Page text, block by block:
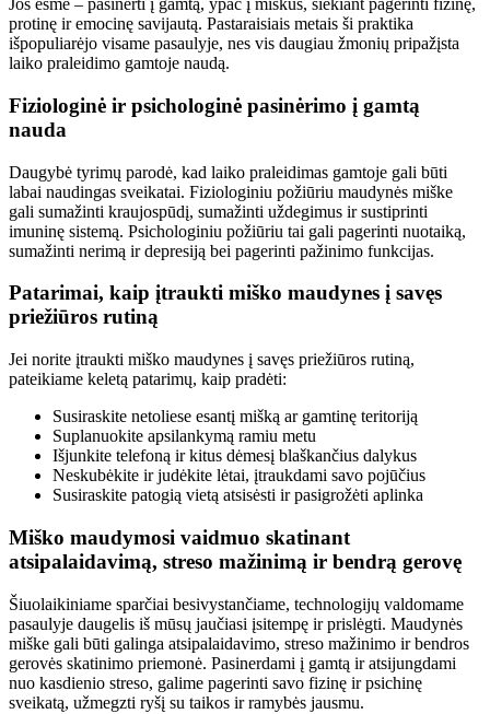
Jos esmė – pasinerti į gamtą, ypač į miškus, siekiant pagerinti fizinę,
protinę ir emocinę savijautą. Pastaraisiais metais ši praktika
išpopuliarėjo visame pasaulyje, nes vis daugiau žmonių pripažįsta
laiko praleidimo gamtoje naudą.
Fiziologinė ir psichologinė pasinėrimo į gamtą
nauda
Daugybė tyrimų parodė, kad laiko praleidimas gamtoje gali būti
labai naudingas sveikatai. Fiziologiniu požiūriu maudynės miške
gali sumažinti kraujospūdį, sumažinti uždegimus ir sustiprinti
imuninę sistemą. Psichologiniu požiūriu tai gali pagerinti nuotaiką,
sumažinti nerimą ir depresiją bei pagerinti pažinimo funkcijas.
Patarimai, kaip įtraukti miško maudynes į savęs
priežiūros rutiną
Jei norite įtraukti miško maudynes į savęs priežiūros rutiną,
pateikiame keletą patarimų, kaip pradėti:
Susiraskite netoliese esantį mišką ar gamtinę teritoriją
Suplanuokite apsilankymą ramiu metu
Išjunkite telefoną ir kitus dėmesį blaškančius dalykus
Neskubėkite ir judėkite lėtai, įtraukdami savo pojūčius
Susiraskite patogią vietą atsisėsti ir pasigrožėti aplinka
Miško maudymosi vaidmuo skatinant
atsipalaidavimą, streso mažinimą ir bendrą gerovę
Šiuolaikiniame sparčiai besivystančiame, technologijų valdomame
pasaulyje daugelis iš mūsų jaučiasi įsitempę ir prislėgti. Maudynės
miške gali būti galinga atsipalaidavimo, streso mažinimo ir bendros
gerovės skatinimo priemonė. Pasinerdami į gamtą ir atsijungdami
nuo kasdienio streso, galime pagerinti savo fizinę ir psichinę
sveikatą, užmegzti ryšį su taikos ir ramybės jausmu.